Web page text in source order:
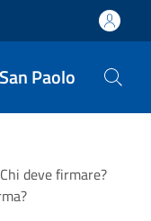
Paolo
deve firmare?